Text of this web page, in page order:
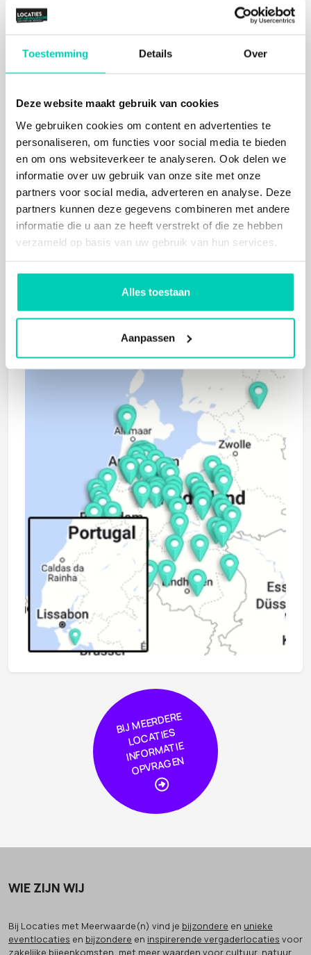
Toestemming Details Over
Deze website maakt gebruik van cookies
We gebruiken cookies om content en advertenties te
personaliseren, om functies voor social media te bieden
en om ons websiteverkeer te analyseren. Ook delen we
informatie over uw gebruik van onze site met onze
partners voor social media, adverteren en analyse. Deze
partners kunnen deze gegevens combineren met andere
informatie die u aan ze heeft verstrekt of die ze hebben
verzameld op basis van uw gebruik van hun services.
Alles toestaan
Aanpassen
Duurzame eventcatering begint vóór de eerste
Kunst als geheim ingrediënt voor impactvolle
inkopen makkelijker
Meer nieuws
Aanvragen whitepaper
Zoeken op kaart
BIJ
MEER
DERE
L
O
CA
TIE
S
I
NF
OR
MA
TIE
OPVRA
GE
N
WIE ZIJN WIJ
Bij Locaties met Meerwaarde(n) vind je bijzondere en unieke
eventlocaties en bijzondere en inspirerende vergaderlocaties voor
zakelijke bijeenkomsten, met meer waarden voor cultuur, natuur